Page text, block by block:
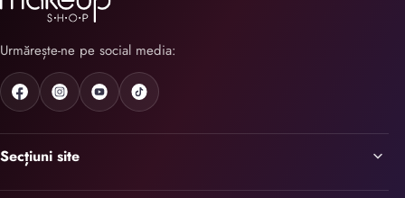
Urmărește-ne pe social media:
Secțiuni site